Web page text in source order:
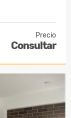
Precio
Consultar